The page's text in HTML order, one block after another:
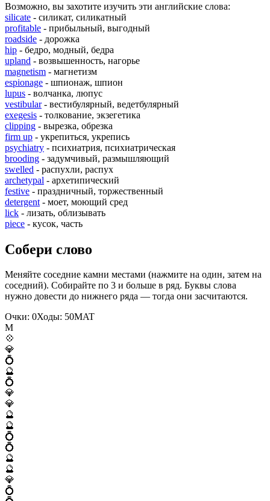
Возможно, вы захотите изучить эти английские слова:
silicate - силикат, силикатный
profitable - прибыльный, выгодный
roadside - дорожка
hip - бедро, модный, бедра
upland - возвышенность, нагорье
magnetism - магнетизм
espionage - шпионаж, шпион
lupus - волчанка, люпус
vestibular- вестибулярный, ведетбулярный
exegesis - толкование, экзегетика
clipping - вырезка, обрезка
firm up - укрепиться, укрепись
psychiatry - психиатрия, психиатрическая
brooding - задумчивый, размышляющий
swelled - распухли, распух
archetypal - архетипический
festive - праздничный, торжественный
detergent - моет, моющий сред
lick - лизать, облизывать
piece - кусок, часть
Собери слово
Меняйте соседние камни местами (нажмите на один, затем на
соседний). Собирайте по 3 и больше в ряд. Буквы слова
нужно довести до нижнего ряда — тогда они засчитаются.
Очки: 0Ходы: 50MAT
M
💠
💎
💍
🔮
💍
💎
💎
🔮
🔮
💍
💍
🔮
🔮
💎
💍